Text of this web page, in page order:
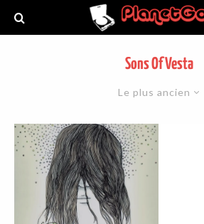
Sons Of Vesta
Le plus ancien